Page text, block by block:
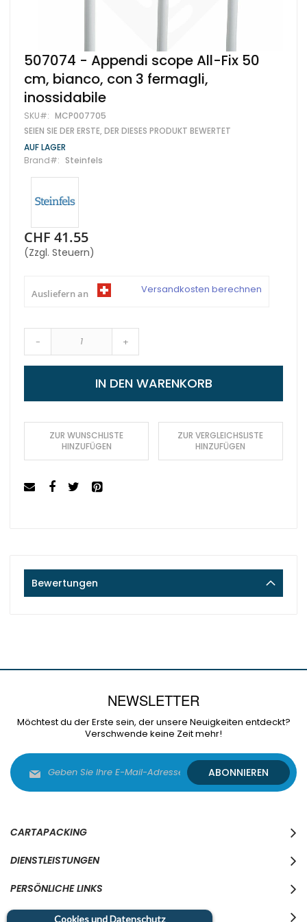
Cookies und Datenschutz
Zum
Anfang
der
Bildgalerie
springen
507074 - Appendi scope All-Fix 50
cm, bianco, con 3 fermagli,
inossidabile
SKU MCP007705
SEIEN SIE DER ERSTE, DER DIESES PRODUKT BEWERTET
AUF LAGER
Brand
Steinfels
CHF 41.55
(Zzgl. Steuern)
Ausliefern an Versandkosten berechnen
- +
IN DEN WARENKORB
ZUR WUNSCHLISTE
HINZUFÜGEN
ZUR VERGLEICHSLISTE
HINZUFÜGEN
Bewertungen
NEWSLETTER
Möchtest du der Erste sein, der unsere Neuigkeiten entdeckt?
Verschwende keine Zeit mehr!
Sie
sich
ABONNIEREN
CARTAPACKING
DIENSTLEISTUNGEN
PERSÖNLICHE LINKS
WO WIR SIND